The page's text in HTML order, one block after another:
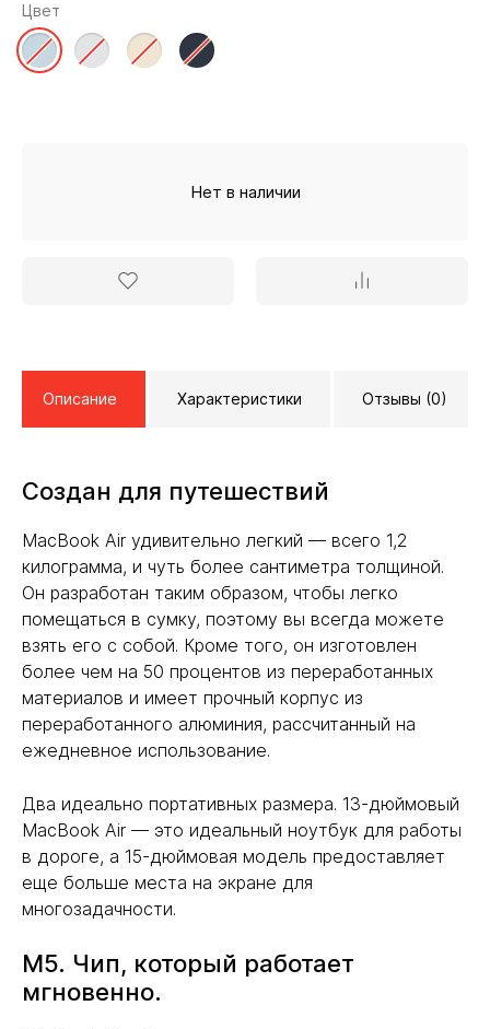
Цвет
Нет в наличии
Описание Характеристики Отзывы (0)
Создан для путешествий
MacBook Air удивительно легкий — всего 1,2
килограмма, и чуть более сантиметра толщиной.
Он разработан таким образом, чтобы легко
помещаться в сумку, поэтому вы всегда можете
взять его с собой. Кроме того, он изготовлен
более чем на 50 процентов из переработанных
материалов и имеет прочный корпус из
переработанного алюминия, рассчитанный на
ежедневное использование.
Два идеально портативных размера. 13-дюймовый
MacBook Air — это идеальный ноутбук для работы
в дороге, а 15-дюймовая модель предоставляет
еще больше места на экране для
многозадачности.
M5. Чип, который работает
мгновенно.